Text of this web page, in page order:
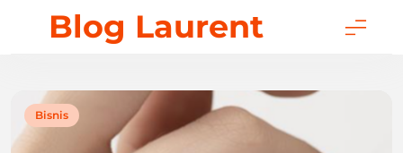
Blog Laurent
Bisnis